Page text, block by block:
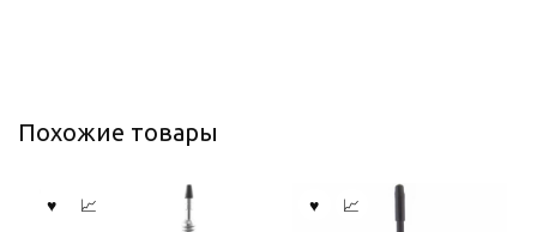
Похожие товары